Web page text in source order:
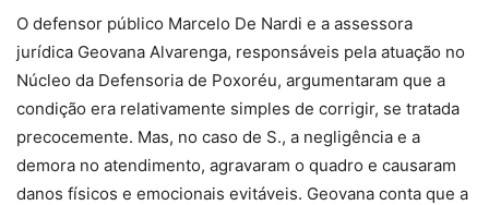
O defensor público Marcelo De Nardi e a assessora
jurídica Geovana Alvarenga, responsáveis pela atuação no
Núcleo da Defensoria de Poxoréu, argumentaram que a
condição era relativamente simples de corrigir, se tratada
precocemente. Mas, no caso de S., a negligência e a
demora no atendimento, agravaram o quadro e causaram
danos físicos e emocionais evitáveis. Geovana conta que a